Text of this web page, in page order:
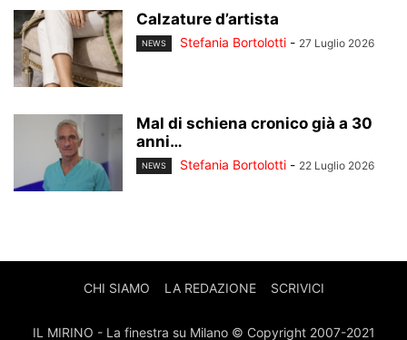
Calzature d’artista
NEWS Stefania Bortolotti - 27 Luglio 2026
Mal di schiena cronico già a 30
anni…
NEWS Stefania Bortolotti - 22 Luglio 2026
CHI SIAMO LA REDAZIONE SCRIVICI
IL MIRINO - La finestra su Milano © Copyright 2007-2021